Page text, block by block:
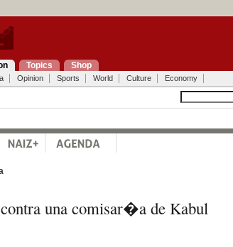
Topics Shop
Opinion Sports World Culture Economy
una comisar�a de Kabul